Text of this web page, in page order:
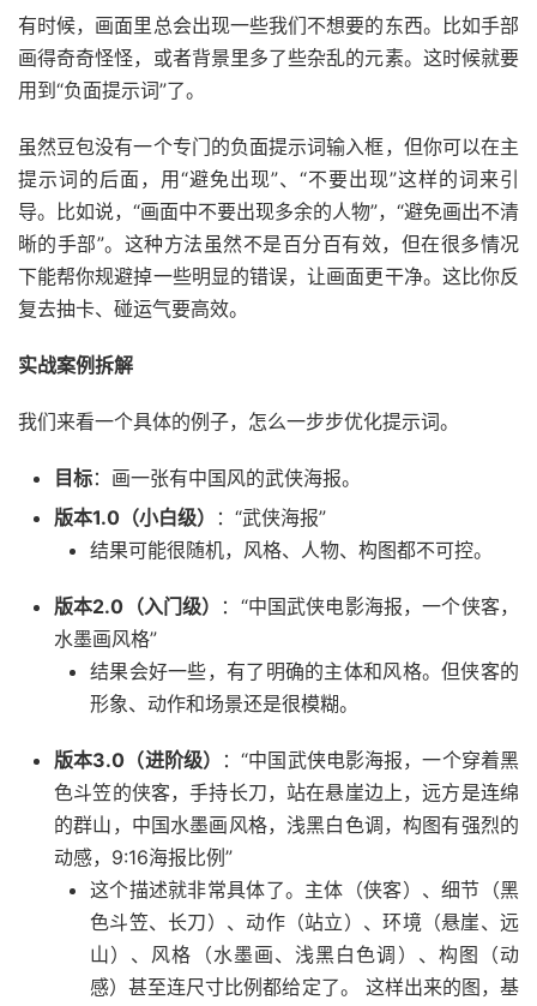
有时候，画面里总会出现一些我们不想要的东西。比如手部
画得奇奇怪怪，或者背景里多了些杂乱的元素。这时候就要
用到“负面提示词”了。
虽然豆包没有一个专门的负面提示词输入框，但你可以在主
提示词的后面，用“避免出现”、“不要出现”这样的词来引
导。比如说，“画面中不要出现多余的人物”，“避免画出不清
晰的手部”。这种方法虽然不是百分百有效，但在很多情况
下能帮你规避掉一些明显的错误，让画面更干净。这比你反
复去抽卡、碰运气要高效。
实战案例拆解
我们来看一个具体的例子，怎么一步步优化提示词。
目标：画一张有中国风的武侠海报。
版本1.0（小白级）
：“武侠海报”
结果可能很随机，风格、人物、构图都不可控。
版本2.0（入门级）
：“中国武侠电影海报，一个侠客，
水墨画风格”
结果会好一些，有了明确的主体和风格。但侠客的
形象、动作和场景还是很模糊。
版本3.0（进阶级）
：“中国武侠电影海报，一个穿着黑
色斗笠的侠客，手持长刀，站在悬崖边上，远方是连绵
的群山，中国水墨画风格，浅黑白色调，构图有强烈的
动感，9:16海报比例”
这个描述就非常具体了。主体（侠客）、细节（黑
色斗笠、长刀）、动作（站立）、环境（悬崖、远
山）、风格（水墨画、浅黑白色调）、构图（动
感）甚至连尺寸比例都给定了。 这样出来的图，基